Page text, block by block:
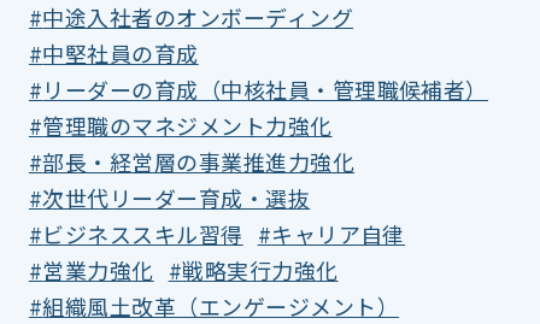
中途入社者のオンボーディング
中堅社員の育成
リーダーの育成（中核社員・管理職候補者）
管理職のマネジメント力強化
部長・経営層の事業推進力強化
次世代リーダー育成・選抜
ビジネススキル習得
キャリア自律
営業力強化
戦略実行力強化
組織風土改革（エンゲージメント）